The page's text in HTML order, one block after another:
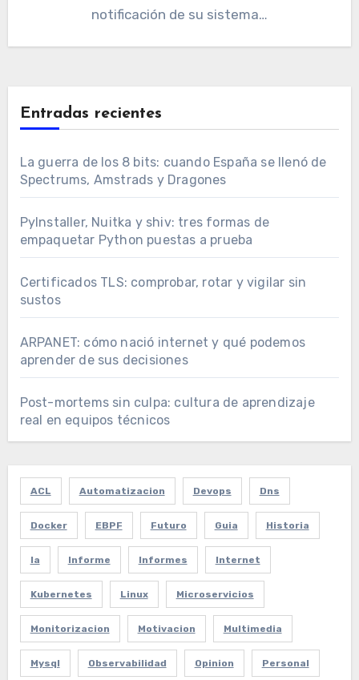
notificación de su sistema…
Entradas recientes
La guerra de los 8 bits: cuando España se llenó de
Spectrums, Amstrads y Dragones
PyInstaller, Nuitka y shiv: tres formas de
empaquetar Python puestas a prueba
Certificados TLS: comprobar, rotar y vigilar sin
sustos
ARPANET: cómo nació internet y qué podemos
aprender de sus decisiones
Post-mortems sin culpa: cultura de aprendizaje
real en equipos técnicos
ACL Automatizacion Devops Dns
Docker EBPF Futuro Guia Historia
Ia Informe Informes Internet
Kubernetes Linux Microservicios
Monitorizacion Motivacion Multimedia
Mysql Observabilidad Opinion Personal